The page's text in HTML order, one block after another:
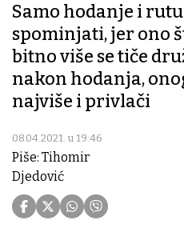
Samo hodanje i
spominjati, jer ono
bitno više se tiče
nakon hodanja,
najviše i privlači
08.04.2021. u 19:46
Piše: Tihomir
Djedović